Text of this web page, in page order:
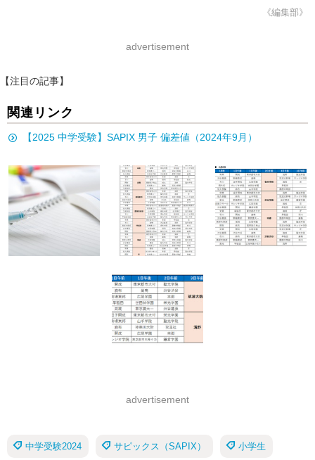
《編集部》
advertisement
【注目の記事】
関連リンク
【2025 中学受験】SAPIX 男子 偏差値（2024年9月）
advertisement
中学受験2024 サピックス（SAPIX） 小学生